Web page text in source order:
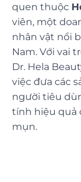
quen thuộc
viên, một
nhân vật nổi
Nam. Với vai
Dr. Hela
việc đưa các
người tiêu
tính hiệu quả
mụn.